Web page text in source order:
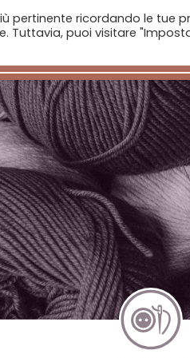
Home Aziende Il
pertinente ricordando le tue
Tuttavia, puoi visitare